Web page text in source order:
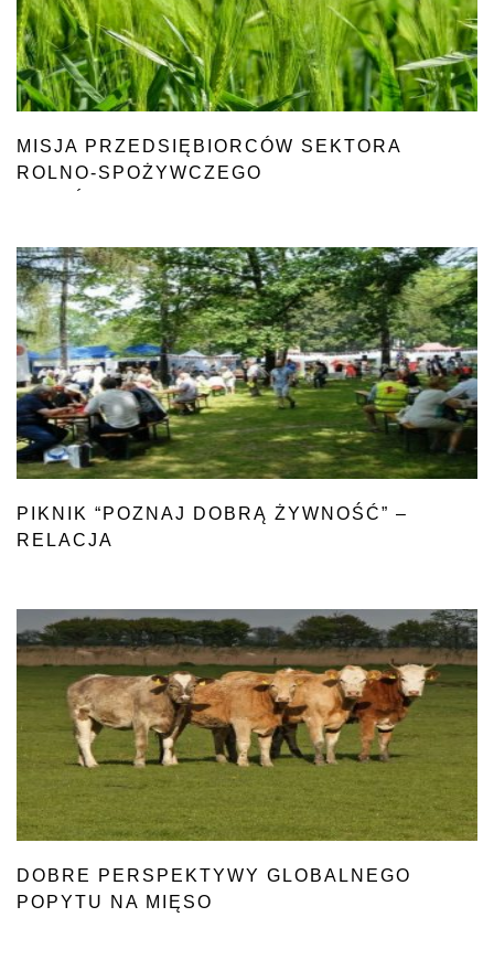
MISJA PRZEDSIĘBIORCÓW SEKTORA
ROLNO-SPOŻYWCZEGO
PIKNIK “POZNAJ DOBRĄ ŻYWNOŚĆ” –
RELACJA
DOBRE PERSPEKTYWY GLOBALNEGO
POPYTU NA MIĘSO